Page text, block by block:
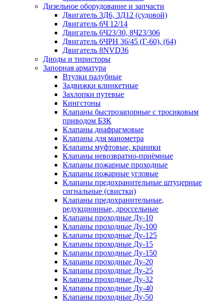
Дизельное оборудование и запчасти
Двигатель 3Д6, 3Д12 (судовой)
Двигатель 6Ч 12/14
Двигатель 6Ч23/30, 8Ч23/306
Двигатель 6ЧРН 36/45 (Г-60), (64)
Двигатель 8NVD36
Диоды и тиристоры
Запорная арматура
Втулки палубные
Задвижки клинкетные
Захлопки путевые
Кингстоны
Клапаны быстрозапорные с тросиковым
приводом БЗК
Клапаны диафрагмовые
Клапаны для манометра
Клапаны муфтовые, краники
Клапаны невозвратно-приёмные
Клапаны пожарные проходные
Клапаны пожарные угловые
Клапаны предохранительные штуцерные
сигнальные (свистки)
Клапаны предохранительные,
редукционные, дроссельные
Клапаны проходные Ду-10
Клапаны проходные Ду-100
Клапаны проходные Ду-125
Клапаны проходные Ду-15
Клапаны проходные Ду-150
Клапаны проходные Ду-20
Клапаны проходные Ду-25
Клапаны проходные Ду-32
Клапаны проходные Ду-40
Клапаны проходные Ду-50